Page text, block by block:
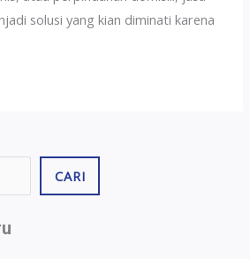
solusi yang kian diminati karena
CARI